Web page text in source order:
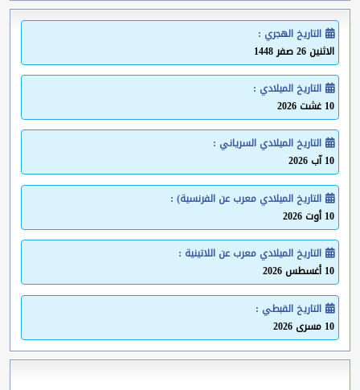
التاريخ الهجري :
الاثنين 26 صفر 1448
التاريخ الميلادي :
10 غشت 2026
التاريخ الميلادي السرياني :
10 آب 2026
التاريخ الميلادي معرب عن الفرنسية) :
10 أوت 2026
التاريخ الميلادي معرب عن اللاتينية :
10 أغسطس 2026
التاريخ القبطي :
10 مسرى 2026